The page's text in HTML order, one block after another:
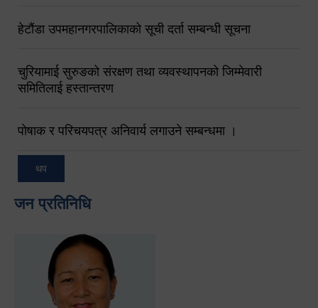
हेटौंडा उपमहानगरपालिकाको सूची दर्ता सम्बन्धी सूचना
चुरियामाई सुरुङको संरक्षण तथा व्यवस्थापनको जिम्मेवारी
समितिलाई हस्तान्तरण
पोषाक र परिचयपत्र अनिवार्य लगाउने सम्बन्धमा ।
थप
जन प्रतिनिधि